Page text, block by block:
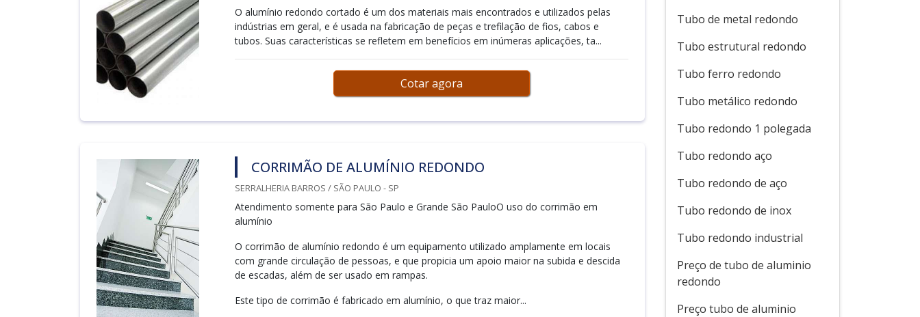
O alumínio redondo cortado é um dos materiais mais encontrados e utilizados pelas
indústrias em geral, e é usada na fabricação de peças e trefilação de fios, cabos e
tubos. Suas características se refletem em benefícios em inúmeras aplicações, ta...
Cotar agora
CORRIMÃO DE ALUMÍNIO REDONDO
SERRALHERIA BARROS / SÃO PAULO - SP
Atendimento somente para São Paulo e Grande São PauloO uso do corrimão em
alumínio
O corrimão de alumínio redondo é um equipamento utilizado amplamente em locais
com grande circulação de pessoas, e que propicia um apoio maior na subida e descida
de escadas, além de ser usado em rampas.
Este tipo de corrimão é fabricado em alumínio, o que traz maior...
Tubo de metal redondo
Tubo estrutural redondo
Tubo ferro redondo
Tubo metálico redondo
Tubo redondo 1 polegada
Tubo redondo aço
Tubo redondo de aço
Tubo redondo de inox
Tubo redondo industrial
Preço de tubo de aluminio
redondo
Preço tubo de aluminio